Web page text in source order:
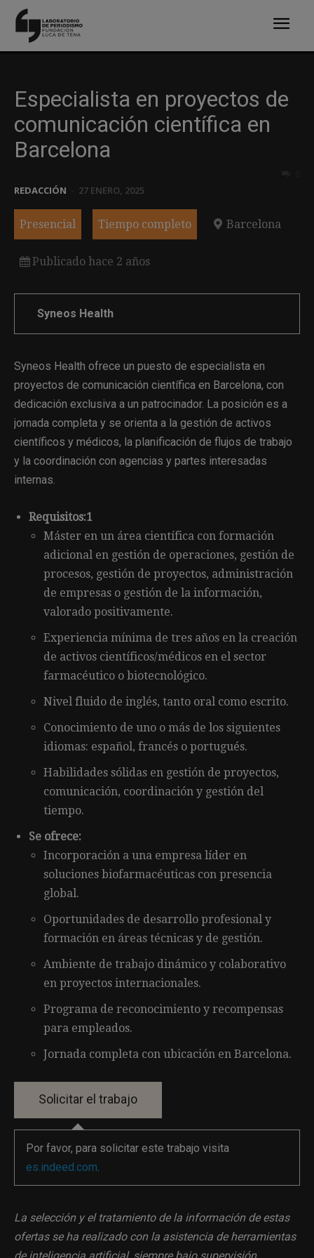
Especialista en proyectos de
comunicación científica en
Barcelona
REDACCIÓN 27 ENERO, 2025
Presencial Tiempo completo Barcelona
Publicado hace 2 años
Syneos Health
Syneos Health ofrece un puesto de especialista en
proyectos de comunicación científica en Barcelona, con
dedicación exclusiva a un patrocinador. La posición es a
jornada completa y se orienta a la gestión de activos
científicos y médicos, la planificación de flujos de trabajo
y la coordinación con agencias y partes interesadas
internas.
Requisitos:1
Máster en un área científica con formación
adicional en gestión de operaciones, gestión de
procesos, gestión de proyectos, administración
de empresas o gestión de la información,
valorado positivamente.
Experiencia mínima de tres años en la creación
de activos científicos/médicos en el sector
farmacéutico o biotecnológico.
Nivel fluido de inglés, tanto oral como escrito.
Conocimiento de uno o más de los siguientes
idiomas: español, francés o portugués.
Habilidades sólidas en gestión de proyectos,
comunicación, coordinación y gestión del
tiempo.
Se ofrece:
Incorporación a una empresa líder en
soluciones biofarmacéuticas con presencia
global.
Oportunidades de desarrollo profesional y
formación en áreas técnicas y de gestión.
Ambiente de trabajo dinámico y colaborativo
en proyectos internacionales.
Programa de reconocimiento y recompensas
para empleados.
Jornada completa con ubicación en Barcelona.
Por favor, para solicitar este trabajo visita
es.indeed.com.
La selección y el tratamiento de la información de estas
ofertas se ha realizado con la asistencia de herramientas